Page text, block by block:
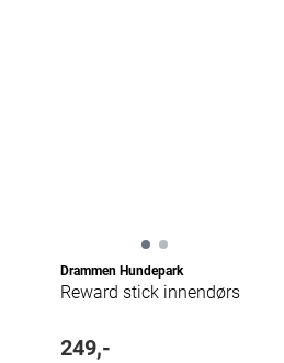
Drammen Hundepark
Reward stick innendørs
249,-